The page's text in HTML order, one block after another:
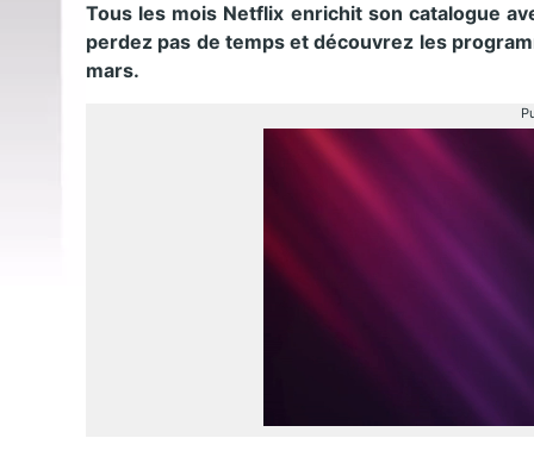
Tous les mois Netflix enrichit son catalogue
perdez pas de temps et découvrez les
mars.